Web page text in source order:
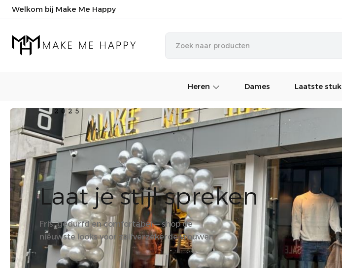
Welkom bij Make Me Happy
Heren Dames Laatste stuk
Laat je stijl spreken
Fris, gedurfd en comfortabel — shop de
nieuwste looks voor zelfverzekerde vrouwen.